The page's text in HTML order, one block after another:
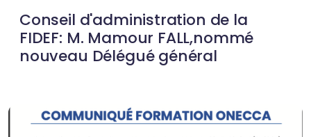
Conseil d'administration de la
FIDEF: M. Mamour FALL,nommé
nouveau Délégué général